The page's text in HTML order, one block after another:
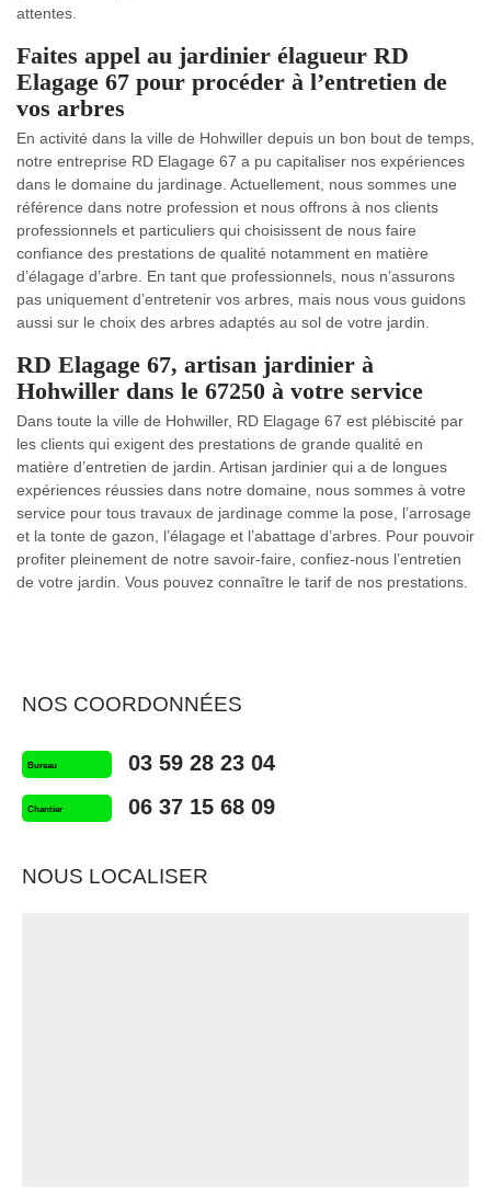
attentes.
Faites appel au jardinier élagueur RD
Elagage 67 pour procéder à l’entretien de
vos arbres
En activité dans la ville de Hohwiller depuis un bon bout de temps,
notre entreprise RD Elagage 67 a pu capitaliser nos expériences
dans le domaine du jardinage. Actuellement, nous sommes une
référence dans notre profession et nous offrons à nos clients
professionnels et particuliers qui choisissent de nous faire
confiance des prestations de qualité notamment en matière
d’élagage d’arbre. En tant que professionnels, nous n’assurons
pas uniquement d’entretenir vos arbres, mais nous vous guidons
aussi sur le choix des arbres adaptés au sol de votre jardin.
RD Elagage 67, artisan jardinier à
Hohwiller dans le 67250 à votre service
Dans toute la ville de Hohwiller, RD Elagage 67 est plébiscité par
les clients qui exigent des prestations de grande qualité en
matière d’entretien de jardin. Artisan jardinier qui a de longues
expériences réussies dans notre domaine, nous sommes à votre
service pour tous travaux de jardinage comme la pose, l’arrosage
et la tonte de gazon, l’élagage et l’abattage d’arbres. Pour pouvoir
profiter pleinement de notre savoir-faire, confiez-nous l’entretien
de votre jardin. Vous pouvez connaître le tarif de nos prestations.
NOS COORDONNÉES
Bureau 03 59 28 23 04
Chantier 06 37 15 68 09
NOUS LOCALISER